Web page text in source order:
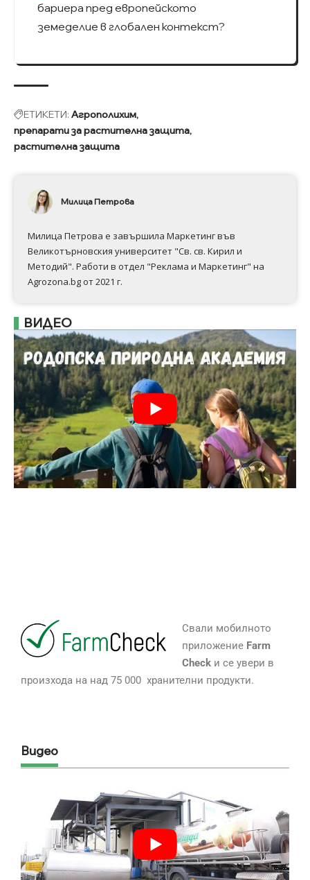
бариера пред европейското
земеделие в глобален контекст?
ЕТИКЕТИ: Агрополихим
препарати за растителна защита
растителна защита
Милица Петрова
Милица Петрова е завършила Маркетинг във
Великотърновския университет "Св. св. Кирил и
Методий". Работи в отдел "Реклама и Маркетинг" на
Agrozona.bg от 2021 г.
ВИДЕО
Свали мобилното
приложение Farm
Checkи се увери в
произхода на над 75 000 хранителни продукти.
Видео